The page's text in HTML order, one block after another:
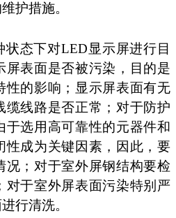
护措施。
状态下对LED显示屏进行目
屏表面是否被污染，目的是
性的影响；显示屏表面有无
缆线路是否正常；对于防护
于选用高可靠性的元器件和
性成为关键因素，因此，要
况；对于室外屏钢结构要检
对于室外屏表面污染特别严
行清洗。